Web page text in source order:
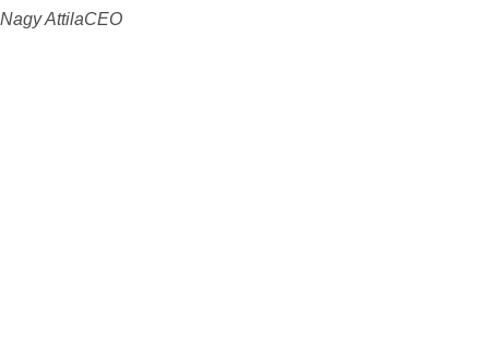
Nagy AttilaCEO